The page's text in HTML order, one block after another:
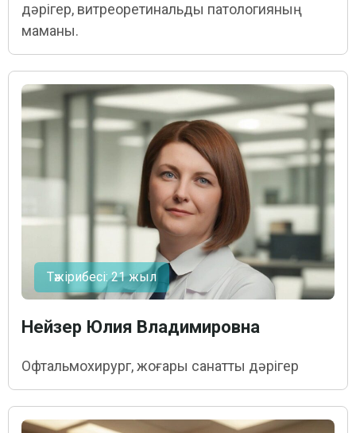
дәрігер, витреоретинальды патологияның
маманы.
Тәжірибесі: 21 жыл
Нейзер Юлия Владимировна
Офтальмохирург, жоғары санатты дәрігер